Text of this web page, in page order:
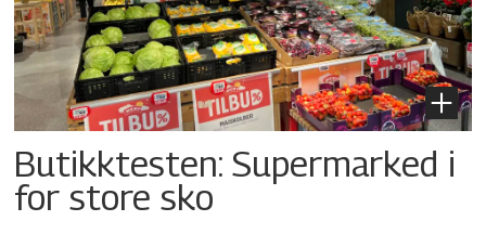
Butikktesten: Supermarked i
for store sko